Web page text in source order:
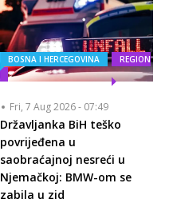
BOSNA I HERCEGOVINA REGION
Fri, 7 Aug 2026 - 07:49
Državljanka BiH teško
povrijeđena u
saobraćajnoj nesreći u
Njemačkoj: BMW-om se
zabila u zid